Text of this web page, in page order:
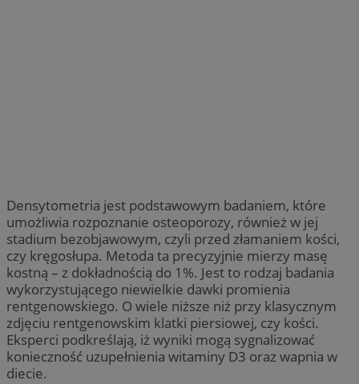
Densytometria jest podstawowym badaniem, które
umożliwia rozpoznanie osteoporozy, również w jej
stadium bezobjawowym, czyli przed złamaniem kości,
czy kręgosłupa. Metoda ta precyzyjnie mierzy masę
kostną – z dokładnością do 1%. Jest to rodzaj badania
wykorzystującego niewielkie dawki promienia
rentgenowskiego. O wiele niższe niż przy klasycznym
zdjęciu rentgenowskim klatki piersiowej, czy kości.
Eksperci podkreślają, iż wyniki mogą sygnalizować
konieczność uzupełnienia witaminy D3 oraz wapnia w
diecie.